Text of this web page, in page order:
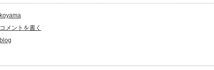
koyama
コメントを書く
blog